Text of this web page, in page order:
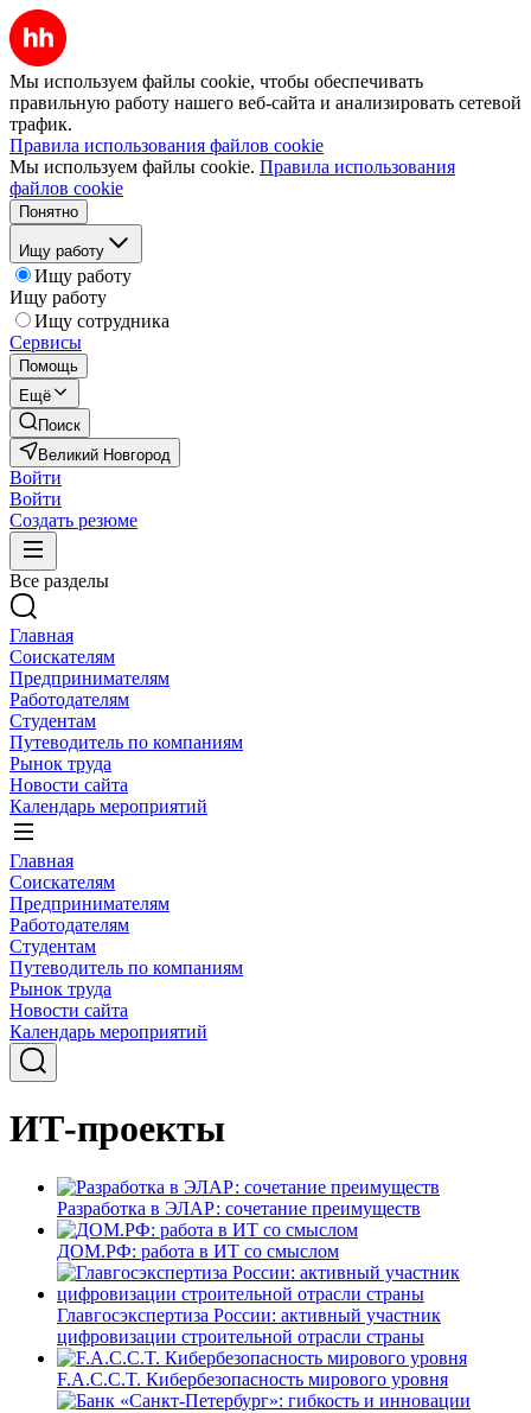
Мы используем файлы cookie, чтобы обеспечивать
правильную работу нашего веб-сайта и анализировать сетевой
трафик.
Правила использования файлов cookie
Мы используем файлы cookie. Правила использования
файлов cookie
Понятно
Ищу работу
Ищу работу
Ищу работу
Ищу сотрудника
Сервисы
Помощь
Ещё
Поиск
Великий Новгород
Войти
Войти
Создать резюме
Все разделы
Главная
Соискателям
Предпринимателям
Работодателям
Студентам
Путеводитель по компаниям
Рынок труда
Новости сайта
Календарь мероприятий
Главная
Соискателям
Предпринимателям
Работодателям
Студентам
Путеводитель по компаниям
Рынок труда
Новости сайта
Календарь мероприятий
ИТ-проекты
Разработка в ЭЛАР: сочетание преимуществ
ДОМ.РФ: работа в ИТ со смыслом
Главгосэкспертиза России: активный участник
цифровизации строительной отрасли страны
F.A.C.C.T. Кибербезопасность мирового уровня